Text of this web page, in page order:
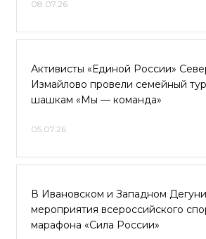
08.07.26
Активисты «Единой России»
Измайлово провели семейный
шашкам «Мы — команда»
05.07.26
В Ивановском и Западном
мероприятия всероссийского
марафона «Сила России»